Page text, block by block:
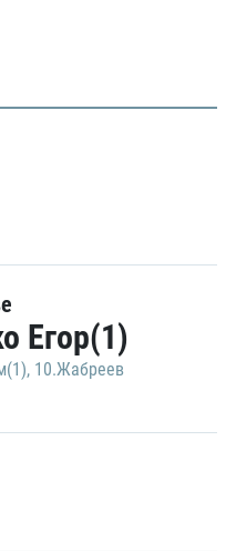
Егор(1)
, 10.Жабреев